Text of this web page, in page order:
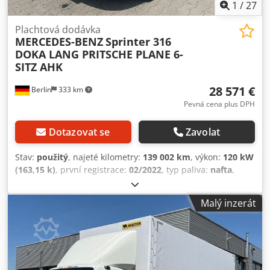
1 /27
Berlin 333 km
Plachtová dodávka
MERCEDES-BENZSprinter 316
DOKA LANG PRITSCHE PLANE 6-
SITZ AHK
28 571 €
Pevná cena plus DPH
Dotazovat se Zavolat
Stav: použitý, najeté kilometry: 139 002 km, výkon: 120 kW
(163,15 k), první registrace: 02/2022, typ paliva: nafta,
, další kontrola (TÜV):
barva:bílý, typ převodu:automatický, emisní třída:Euro
2022, Vybavení: ABS,
centrální zamykání, elektronický stabilizační program
(ESP), klimatizace, navigační systém, nezávislé topení,
sazečkový filtr, Číslo vozidla (pro poptávky): 07 Mercedes-
Benz Sprinter 316 CDI DOKA valník 6-MÍSTNÝ 1. majitel.
Malý inzerát